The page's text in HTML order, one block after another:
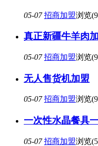
05-07 招商加盟浏览
真正新疆牛羊肉
05-07 招商加盟浏览
无人售货机加盟
05-07 招商加盟浏览
一次性水晶餐具
05-07 招商加盟浏览